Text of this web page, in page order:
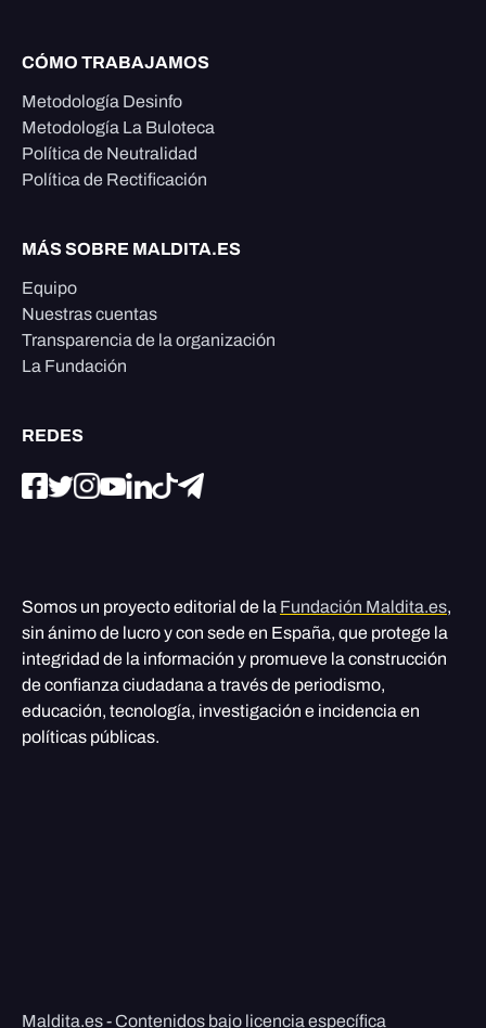
CÓMO TRABAJAMOS
Metodología Desinfo
Metodología La Buloteca
Política de Neutralidad
Política de Rectificación
MÁS SOBRE MALDITA.ES
Equipo
Nuestras cuentas
Transparencia de la organización
La Fundación
REDES
Somos un proyecto editorial de la Fundación Maldita.es,
sin ánimo de lucro y con sede en España, que protege la
integridad de la información y promueve la construcción
de confianza ciudadana a través de periodismo,
educación, tecnología, investigación e incidencia en
políticas públicas.
Maldita.es - Contenidos bajo licencia específica